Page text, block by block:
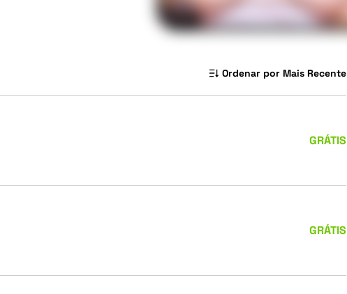
Ordenar por Mais Recente
GRÁTIS
GRÁTIS